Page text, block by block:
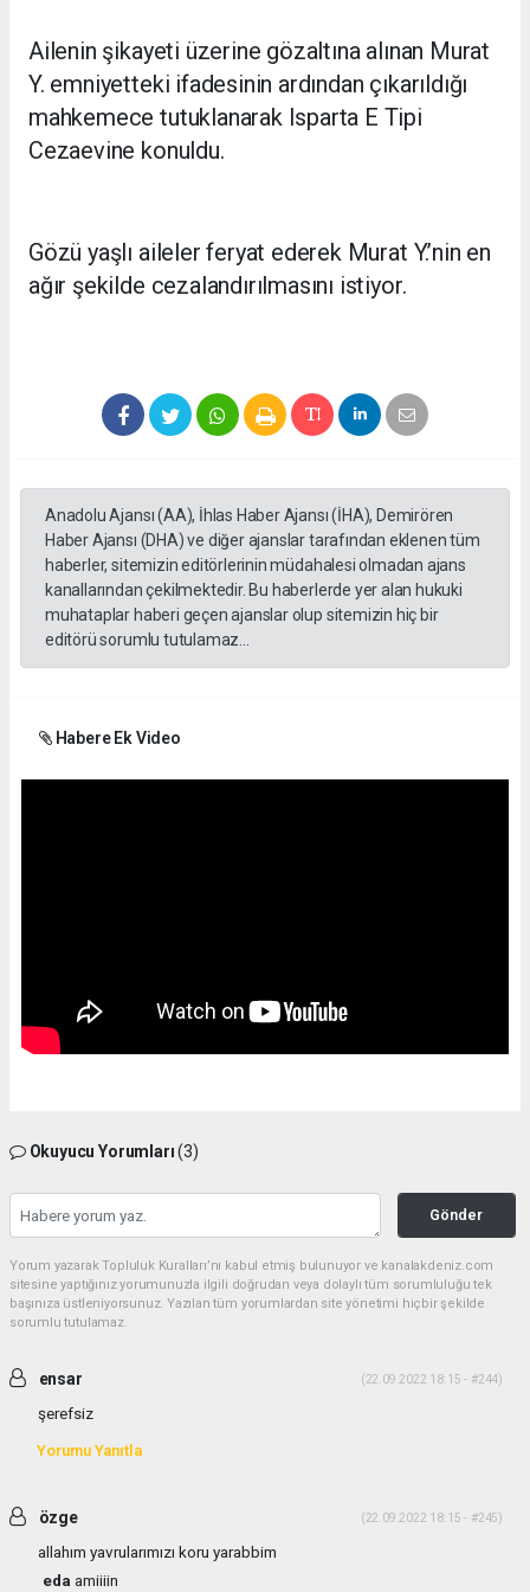
Ailenin şikayeti üzerine gözaltına alınan Murat
Y. emniyetteki ifadesinin ardından çıkarıldığı
mahkemece tutuklanarak Isparta E Tipi
Cezaevine konuldu.
Gözü yaşlı aileler feryat ederek Murat Y.’nin en
ağır şekilde cezalandırılmasını istiyor.
Anadolu Ajansı (AA), İhlas Haber Ajansı (İHA), Demirören
Haber Ajansı (DHA) ve diğer ajanslar tarafından eklenen tüm
haberler, sitemizin editörlerinin müdahalesi olmadan ajans
kanallarından çekilmektedir. Bu haberlerde yer alan hukuki
muhataplar haberi geçen ajanslar olup sitemizin hiç bir
editörü sorumlu tutulamaz...
Habere Ek Video
Okuyucu Yorumları(3)
Gönder
Yorum yazarak Topluluk Kuralları’nı kabul etmiş bulunuyor ve kanalakdeniz.com
sitesine yaptığınız yorumunuzla ilgili doğrudan veya dolaylı tüm sorumluluğu tek
başınıza üstleniyorsunuz. Yazılan tüm yorumlardan site yönetimi hiçbir şekilde
sorumlu tutulamaz.
ensar (22.09.2022 18:15 - #244)
şerefsiz
Yorumu Yanıtla
özge (22.09.2022 18:15 - #245)
allahım yavrularımızı koru yarabbim
eda amiiiin